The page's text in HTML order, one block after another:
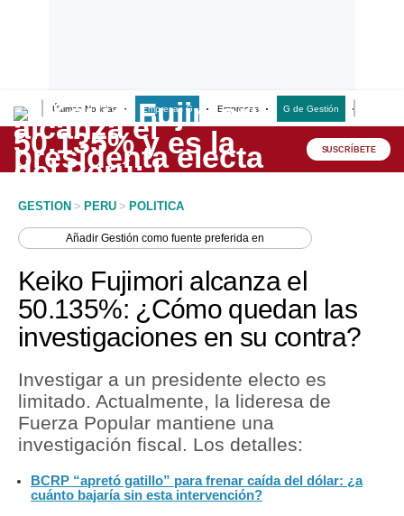
Últimas Noticias Empresas G Empresas G de Gestión
Lo último
Peru Quiosco
Economía
Mercados
Política
Tu Dinero
Finanzas Personales
SUSCRÍBETE
GESTION > PERU > POLITICA
AñadirGestión como fuente preferida en
Keiko Fujimori alcanza el
50.135%: ¿Cómo quedan las
investigaciones en su contra?
Investigar a un presidente electo es
limitado. Actualmente, la lideresa de
Fuerza Popular mantiene una
investigación fiscal. Los detalles:
BCRP “apretó gatillo” para frenar caída del dólar: ¿a
cuánto bajaría sin esta intervención?